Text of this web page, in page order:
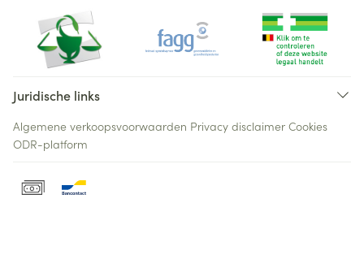
Juridische links
Algemene verkoopsvoorwaarden Privacy disclaimer Cookies
ODR-platform